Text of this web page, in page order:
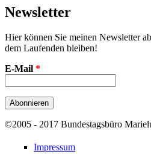
Newsletter
Hier können Sie meinen Newsletter
dem Laufenden bleiben!
E-Mail *
©2005 - 2017 Bundestagsbüro
Impressum